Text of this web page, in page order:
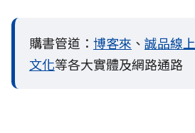
購書管道： 博客來 、 誠品線上
文化等各大實體及網路通路